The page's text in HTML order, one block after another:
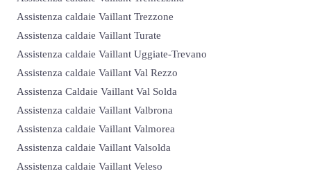
Assistenza caldaie Vaillant Trezzone
Assistenza caldaie Vaillant Turate
Assistenza caldaie Vaillant Uggiate-Trevano
Assistenza caldaie Vaillant Val Rezzo
Assistenza Caldaie Vaillant Val Solda
Assistenza caldaie Vaillant Valbrona
Assistenza caldaie Vaillant Valmorea
Assistenza caldaie Vaillant Valsolda
Assistenza caldaie Vaillant Veleso